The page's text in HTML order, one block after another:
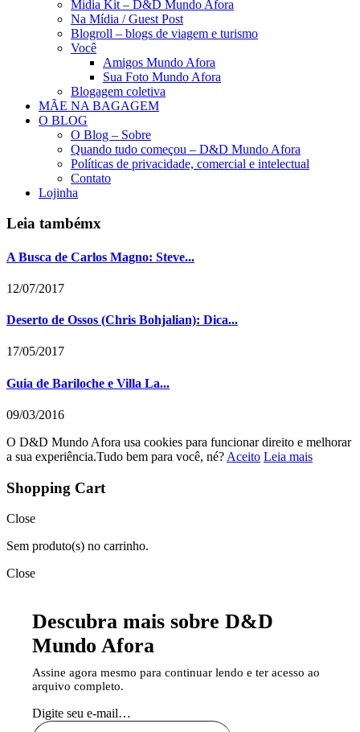
Midia Kit – D&D Mundo Afora
Na Mídia / Guest Post
Blogroll – blogs de viagem e turismo
Você
Amigos Mundo Afora
Sua Foto Mundo Afora
Blogagem coletiva
MÃE NA BAGAGEM
O BLOG
O Blog – Sobre
Quando tudo começou – D&D Mundo Afora
Políticas de privacidade, comercial e intelectual
Contato
Lojinha
Leia tambémx
A Busca de Carlos Magno: Steve...
12/07/2017
Deserto de Ossos (Chris Bohjalian): Dica...
17/05/2017
Guia de Bariloche e Villa La...
09/03/2016
O D&D Mundo Afora usa cookies para funcionar direito e melhorar
a sua experiência.Tudo bem para você, né? Aceito Leia mais
Shopping Cart
Close
Sem produto(s) no carrinho.
Close
Descubra mais sobre D&D
Mundo Afora
Assine agora mesmo para continuar lendo e ter acesso ao
arquivo completo.
Digite seu e-mail…